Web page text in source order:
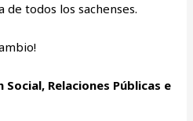
todos los sachenses.
Relaciones Públicas e